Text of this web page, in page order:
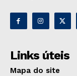
Links úteis
Mapa do site